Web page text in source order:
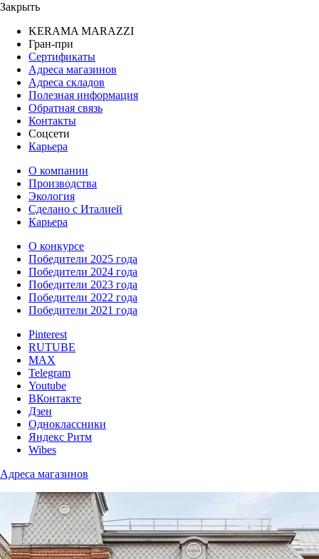
Закрыть
KERAMA MARAZZI
Гран-при
Сертификаты
Адреса магазинов
Адреса складов
Полезная информация
Обратная связь
Контакты
Соцсети
Карьера
О компании
Производства
Экология
Сделано с Италией
Карьера
О конкурсе
Победители 2025 года
Победители 2024 года
Победители 2023 года
Победители 2022 года
Победители 2021 года
Pinterest
RUTUBE
MAX
Telegram
Youtube
ВКонтакте
Дзен
Одноклассники
Яндекс Ритм
Wibes
Адреса магазинов